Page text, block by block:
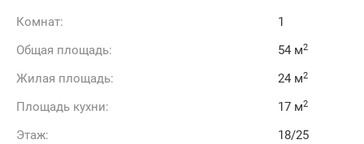
Комнат:
1
Общая площадь:
54 м2
Жилая площадь: 24 м2
Площадь кухни: 17 м2
Этаж:
18/25